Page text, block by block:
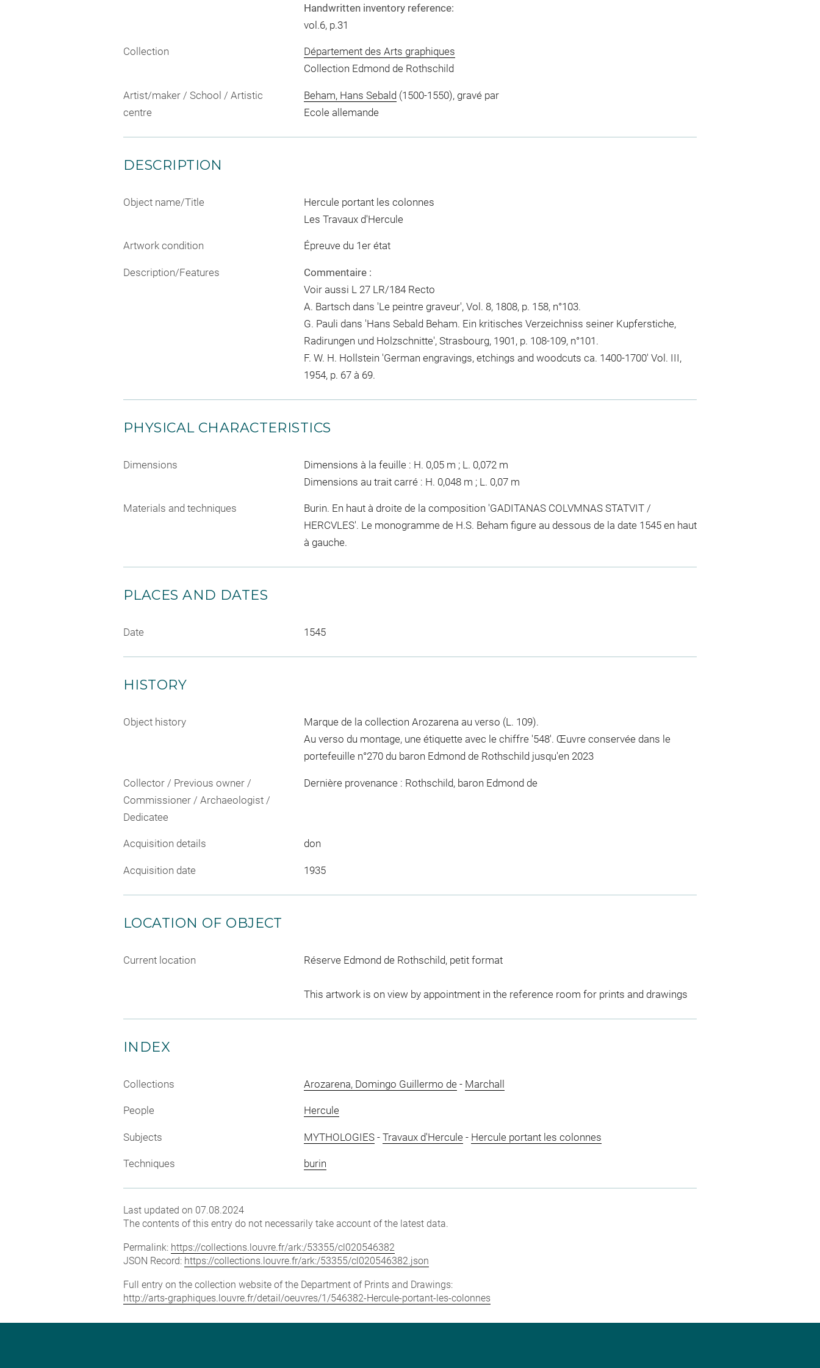
Handwritten inventory reference:
vol.6, p.31
Collection
Département des Arts graphiques
Collection Edmond de Rothschild
Artist/maker / School / Artistic
centre
Beham, Hans Sebald(1500-1550), gravé par
Ecole allemande
DESCRIPTION
Object name/Title
Hercule portant les colonnes
Les Travaux d'Hercule
Artwork condition Épreuve du 1er état
Description/Features
Commentaire :
Voir aussi L 27 LR/184 Recto
A. Bartsch dans 'Le peintre graveur', Vol. 8, 1808, p. 158, n°103.
G. Pauli dans 'Hans Sebald Beham. Ein kritisches Verzeichniss seiner Kupferstiche,
Radirungen und Holzschnitte', Strasbourg, 1901, p. 108-109, n°101.
F. W. H. Hollstein 'German engravings, etchings and woodcuts ca. 1400-1700' Vol. III,
1954, p. 67 à 69.
PHYSICAL CHARACTERISTICS
Dimensions
Dimensions à la feuille : H. 0,05 m ; L. 0,072 m
Dimensions au trait carré : H. 0,048 m ; L. 0,07 m
Materials and techniques
Burin. En haut à droite de la composition 'GADITANAS COLVMNAS STATVIT /
HERCVLES'. Le monogramme de H.S. Beham figure au dessous de la date 1545 en haut
à gauche.
PLACES AND DATES
Date 1545
HISTORY
Object history
Marque de la collection Arozarena au verso (L. 109).
Au verso du montage, une étiquette avec le chiffre '548'. Œuvre conservée dans le
portefeuille n°270 du baron Edmond de Rothschild jusqu'en 2023
Collector / Previous owner /
Commissioner / Archaeologist /
Dedicatee
Dernière provenance : Rothschild, baron Edmond de
Acquisition details don
Acquisition date 1935
LOCATION OF OBJECT
Current location Réserve Edmond de Rothschild, petit format
This artwork is on view by appointment in the reference room for prints and drawings
INDEX
Collections Arozarena, Domingo Guillermo de- Marchall
People Hercule
Subjects MYTHOLOGIES- Travaux d'Hercule- Hercule portant les colonnes
Techniques burin
Last updated on 07.08.2024
The contents of this entry do not necessarily take account of the latest data.
Permalink: https://collections.louvre.fr/ark:/53355/cl020546382
JSON Record: https://collections.louvre.fr/ark:/53355/cl020546382.json
Full entry on the collection website of the Department of Prints and Drawings:
http://arts-graphiques.louvre.fr/detail/oeuvres/1/546382-Hercule-portant-les-colonnes